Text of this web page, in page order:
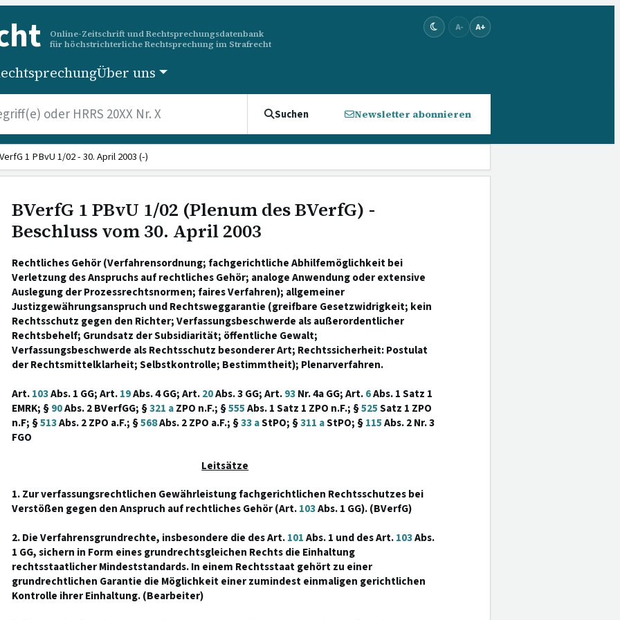
Online-Zeitschrift und Rechtsprechungsdatenbank
für höchstrichterliche Rechtsprechung im Strafrecht
A- A+
Über uns
Suchen Newsletter abonnieren
1 PBvU 1/02 - 30. April 2003 (-)
BVerfG 1 PBvU 1/02 (Plenum des BVerfG) -
Beschluss vom 30. April 2003
Rechtliches Gehör (Verfahrensordnung; fachgerichtliche Abhilfemöglichkeit bei
Verletzung des Anspruchs auf rechtliches Gehör; analoge Anwendung oder extensive
Auslegung der Prozessrechtsnormen; faires Verfahren); allgemeiner
Justizgewährungsanspruch und Rechtsweggarantie (greifbare Gesetzwidrigkeit; kein
Rechtsschutz gegen den Richter; Verfassungsbeschwerde als außerordentlicher
Rechtsbehelf; Grundsatz der Subsidiarität; öffentliche Gewalt;
Verfassungsbeschwerde als Rechtsschutz besonderer Art; Rechtssicherheit: Postulat
der Rechtsmittelklarheit; Selbstkontrolle; Bestimmtheit); Plenarverfahren.
Art.103Abs. 1 GG; Art.19Abs. 4 GG; Art.20Abs. 3 GG; Art.93Nr. 4a GG; Art.6Abs. 1 Satz 1
EMRK; §90Abs. 2 BVerfGG; §321 aZPO n.F.; §555Abs. 1 Satz 1 ZPO n.F.; §525Satz 1 ZPO
n.F; §513Abs. 2 ZPO a.F.; §568Abs. 2 ZPO a.F.; §33 aStPO; §311 aStPO; §115Abs. 2 Nr. 3
FGO
Leitsätze
1. Zur verfassungsrechtlichen Gewährleistung fachgerichtlichen Rechtsschutzes bei
Verstößen gegen den Anspruch auf rechtliches Gehör (Art.103Abs. 1 GG). (BVerfG)
2. Die Verfahrensgrundrechte, insbesondere die des Art.101Abs. 1 und des Art.103Abs.
1 GG, sichern in Form eines grundrechtsgleichen Rechts die Einhaltung
rechtsstaatlicher Mindeststandards. In einem Rechtsstaat gehört zu einer
grundrechtlichen Garantie die Möglichkeit einer zumindest einmaligen gerichtlichen
Kontrolle ihrer Einhaltung. (Bearbeiter)